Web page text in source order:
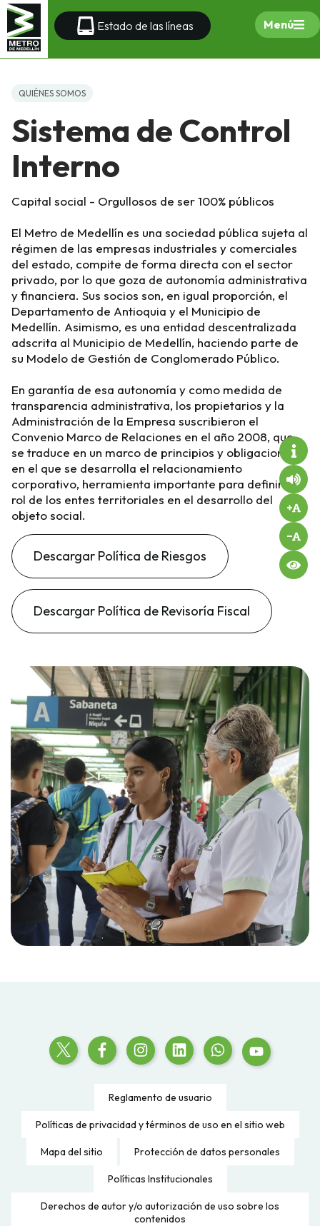
Estado de las líneas Menú
QUIÉNES SOMOS
Sistema de Control
Interno
Capital social - Orgullosos de ser 100% públicos
El Metro de Medellín es una sociedad pública sujeta al
régimen de las empresas industriales y comerciales
del estado, compite de forma directa con el sector
privado, por lo que goza de autonomía administrativa
y financiera. Sus socios son, en igual proporción, el
Departamento de Antioquia y el Municipio de
Medellín. Asimismo, es una entidad descentralizada
adscrita al Municipio de Medellín, haciendo parte de
su Modelo de Gestión de Conglomerado Público.
En garantía de esa autonomía y como medida de
transparencia administrativa, los propietarios y la
Administración de la Empresa suscribieron el
Convenio Marco de Relaciones en el año 2008, que
se traduce en un marco de principios y obligaciones
en el que se desarrolla el relacionamiento
corporativo, herramienta importante para definir el
rol de los entes territoriales en el desarrollo del
objeto social.
Descargar Política de Riesgos
Descargar Política de Revisoría Fiscal
Reglamento de usuario
Políticas de privacidad y términos de uso en el sitio web
Mapa del sitio Protección de datos personales
Políticas Institucionales
Derechos de autor y/o autorización de uso sobre los
contenidos